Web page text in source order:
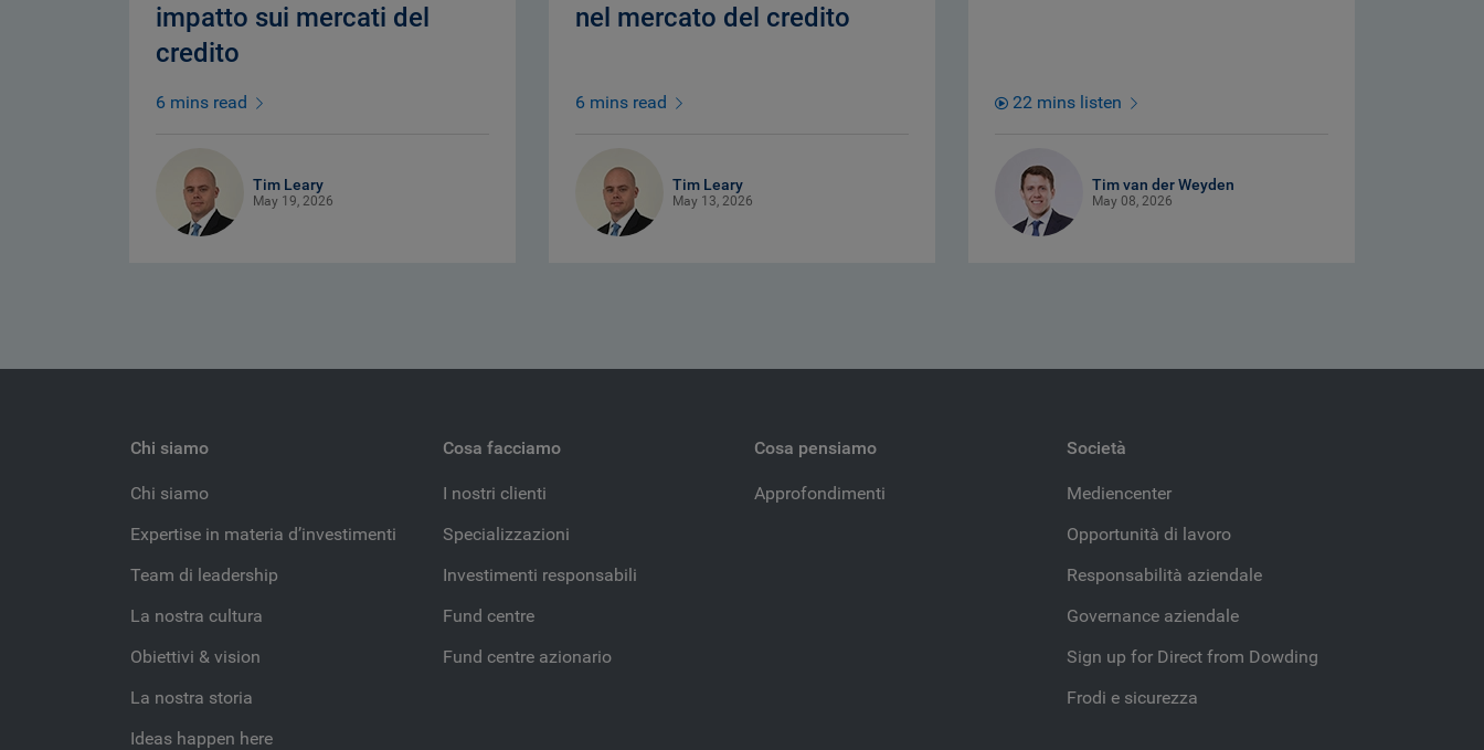
impatto sui mercati del
credito
6 mins read
Tim Leary
May 19, 2026
nel mercato del credito
6 mins read
Tim Leary
May 13, 2026
22 mins listen
Tim van der Weyden
May 08, 2026
Chi siamo
Chi siamo
Expertise in materia d’investimenti
Team di leadership
La nostra cultura
Obiettivi & vision
La nostra storia
Ideas happen here
Cosa facciamo
I nostri clienti
Specializzazioni
Investimenti responsabili
Fund centre
Fund centre azionario
Cosa pensiamo
Approfondimenti
Società
Mediencenter
Opportunità di lavoro
Responsabilità aziendale
Governance aziendale
Sign up for Direct from Dowding
Frodi e sicurezza